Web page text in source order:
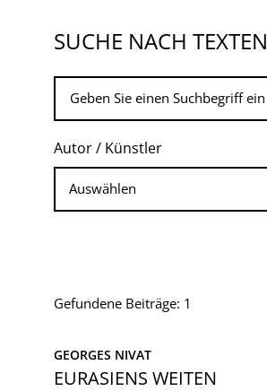
SUCHE NACH TEXTEN
Autor / Künstler
Gefundene Beiträge: 1
GEORGES NIVAT
EURASIENS WEITEN